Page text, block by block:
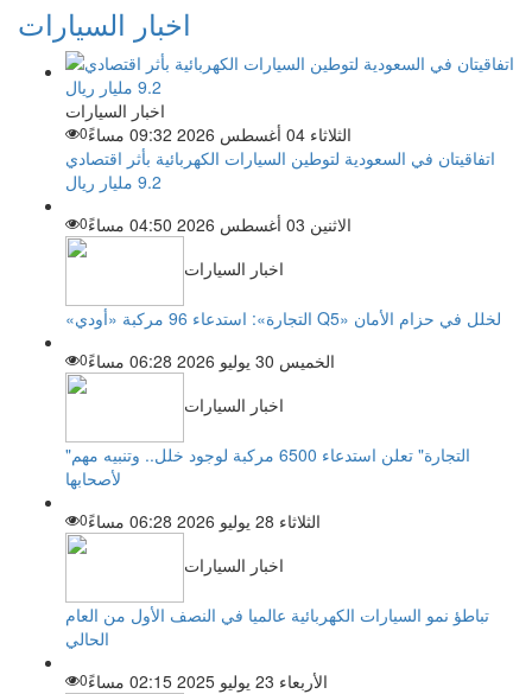
اخبار السيارات
اخبار السيارات
الثلاثاء 04 أغسطس 2026 09:32 مساءً
0
اتفاقيتان في السعودية لتوطين السيارات الكهربائية بأثر اقتصادي
9.2 مليار ريال
الاثنين 03 أغسطس 2026 04:50 مساءً
0
اخبار السيارات
«التجارة»: استدعاء 96 مركبة «أودي Q5» لخلل في حزام الأمان
الخميس 30 يوليو 2026 06:28 مساءً
0
اخبار السيارات
"التجارة" تعلن استدعاء 6500 مركبة لوجود خلل.. وتنبيه مهم
لأصحابها
الثلاثاء 28 يوليو 2026 06:28 مساءً
0
اخبار السيارات
تباطؤ نمو السيارات الكهربائية عالميا في النصف الأول من العام
الحالي
الأربعاء 23 يوليو 2025 02:15 مساءً
0